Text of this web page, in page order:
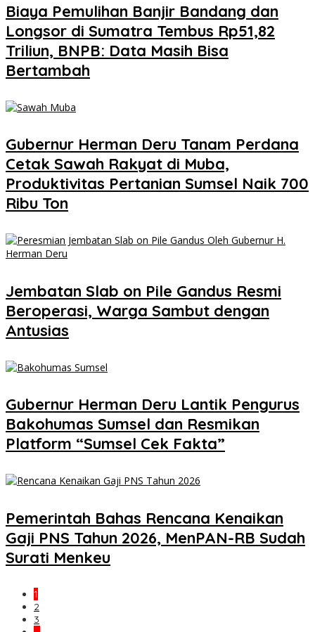
Biaya Pemulihan Banjir Bandang dan
Longsor di Sumatra Tembus Rp51,82
Triliun, BNPB: Data Masih Bisa
Bertambah
Gubernur Herman Deru Tanam Perdana
Cetak Sawah Rakyat di Muba,
Produktivitas Pertanian Sumsel Naik 700
Ribu Ton
Jembatan Slab on Pile Gandus Resmi
Beroperasi, Warga Sambut dengan
Antusias
Gubernur Herman Deru Lantik Pengurus
Bakohumas Sumsel dan Resmikan
Platform “Sumsel Cek Fakta”
Pemerintah Bahas Rencana Kenaikan
Gaji PNS Tahun 2026, MenPAN-RB Sudah
Surati Menkeu
1
2
3